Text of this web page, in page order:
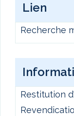
Lien
Recherche
Restitution